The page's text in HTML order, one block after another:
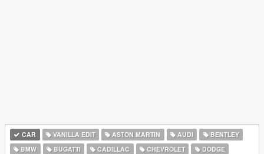
CAR VANILLA EDIT ASTON MARTIN AUDI
BENTLEY
BMW
BUGATTI CADILLAC CHEVROLET
DODGE